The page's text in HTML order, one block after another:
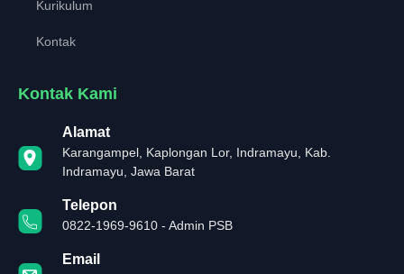
Kurikulum
Kontak
Kontak Kami
Alamat
Karangampel, Kaplongan Lor, Indramayu, Kab.
Indramayu, Jawa Barat
Telepon
0822-1969-9610 - Admin PSB
Email